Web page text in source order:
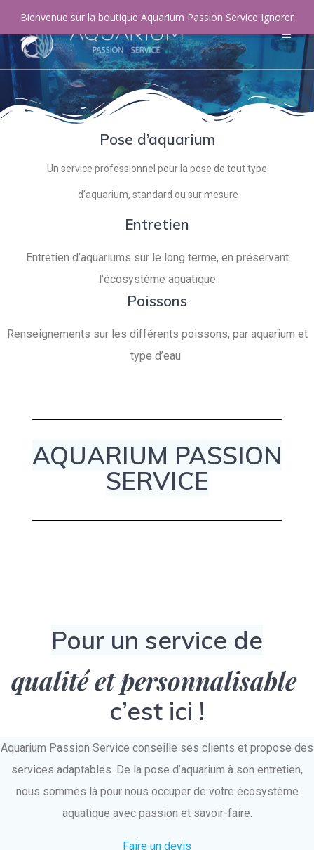
Pose d’aquarium
Un service professionnel pour la pose de tout type
d’aquarium, standard ou sur mesure
Entretien
Entretien d’aquariums sur le long terme, en préservant
l’écosystème aquatique
Poissons
Renseignements sur les différents poissons, par aquarium et
type d’eau
AQUARIUM PASSION
SERVICE
Pour un service de
qualité et personnalisable
c’est ici !
Aquarium Passion Service conseille ses clients et propose des
services adaptables. De la pose d’aquarium à son entretien,
nous sommes là pour nous occuper de votre écosystème
aquatique avec passion et savoir-faire.
Faire un devis
Bienvenue sur la boutique Aquarium Passion Service Ignorer